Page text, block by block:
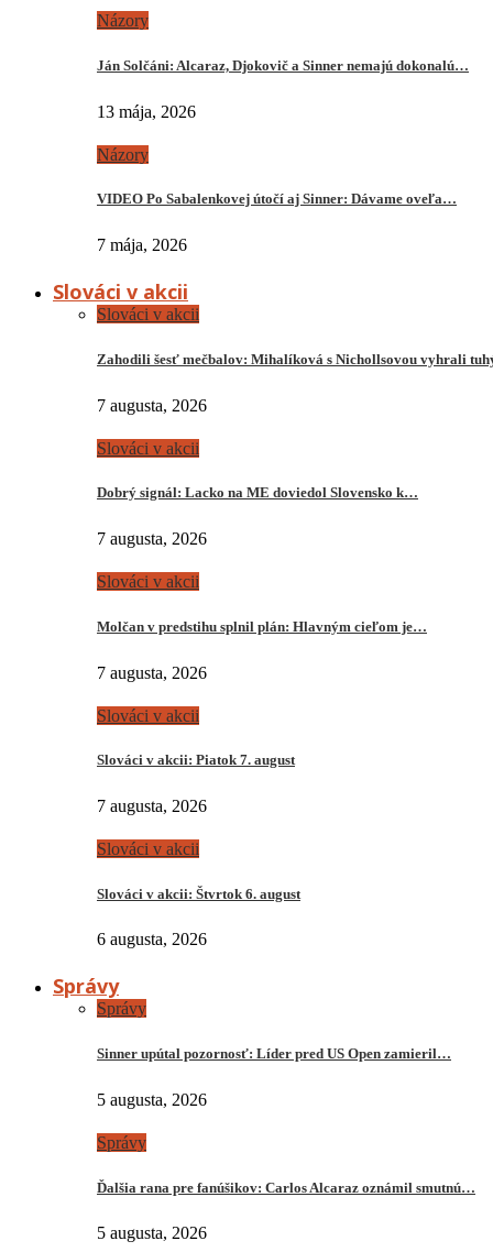
Názory
Ján Solčáni: Alcaraz, Djokovič a Sinner nemajú dokonalú…
13 mája, 2026
Názory
VIDEO Po Sabalenkovej útočí aj Sinner: Dávame oveľa…
7 mája, 2026
Slováci v akcii
Slováci v akcii
Zahodili šesť mečbalov: Mihalíková s Nichollsovou vyhrali
7 augusta, 2026
Slováci v akcii
Dobrý signál: Lacko na ME doviedol Slovensko k…
7 augusta, 2026
Slováci v akcii
Molčan v predstihu splnil plán: Hlavným cieľom je…
7 augusta, 2026
Slováci v akcii
Slováci v akcii: Piatok 7. august
7 augusta, 2026
Slováci v akcii
Slováci v akcii: Štvrtok 6. august
6 augusta, 2026
Správy
Správy
Sinner upútal pozornosť: Líder pred US Open zamieril…
5 augusta, 2026
Správy
Ďalšia rana pre fanúšikov: Carlos Alcaraz oznámil smutnú…
5 augusta, 2026